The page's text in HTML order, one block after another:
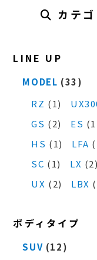
カテ
LINE UP
MODEL (33)
RZ (1)
GS (2) ES
HS (1) LFA
SC (1) LX (2)
UX (2) LBX
ボディタイプ
SUV (12)